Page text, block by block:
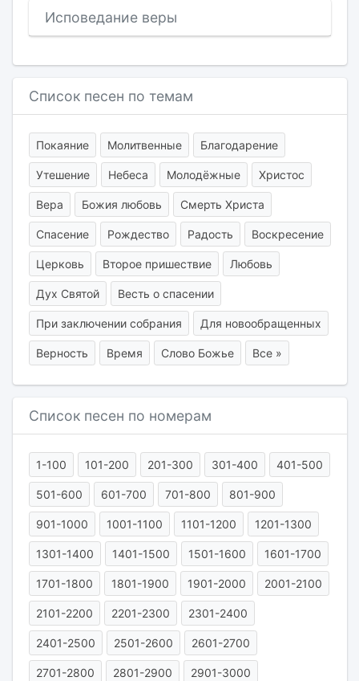
Исповедание веры
Список песен по темам
Покаяние Молитвенные Благодарение
Утешение Небеса Молодёжные Христос
Вера Божия любовь Смерть Христа
Спасение Рождество Радость Воскресение
Церковь Второе пришествие Любовь
Дух Святой Весть о спасении
При заключении собрания Для новообращенных
Верность Время Слово Божье Все »
Список песен по номерам
1-100 101-200 201-300 301-400 401-500
501-600 601-700 701-800 801-900
901-1000 1001-1100 1101-1200 1201-1300
1301-1400 1401-1500 1501-1600 1601-1700
1701-1800 1801-1900 1901-2000 2001-2100
2101-2200 2201-2300 2301-2400
2401-2500 2501-2600 2601-2700
2701-2800 2801-2900 2901-3000